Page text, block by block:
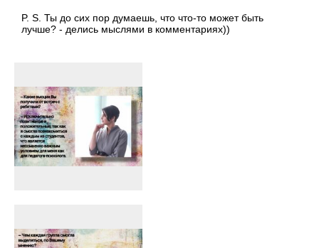
P. S. Ты до сих пор думаешь, что что-то может быть
лучше? - делись мыслями в комментариях))